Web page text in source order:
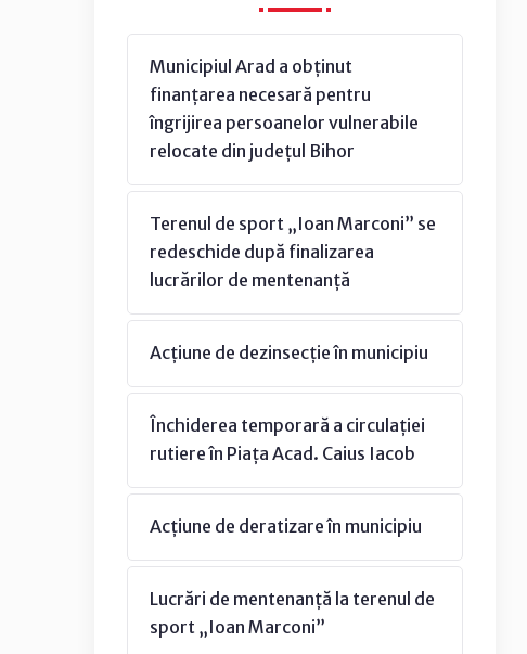
Municipiul Arad a obținut
finanțarea necesară pentru
îngrijirea persoanelor vulnerabile
relocate din județul Bihor
Terenul de sport „Ioan Marconi” se
redeschide după finalizarea
lucrărilor de mentenanță
Acțiune de dezinsecție în municipiu
Închiderea temporară a circulației
rutiere în Piața Acad. Caius Iacob
Acțiune de deratizare în municipiu
Lucrări de mentenanță la terenul de
sport „Ioan Marconi”